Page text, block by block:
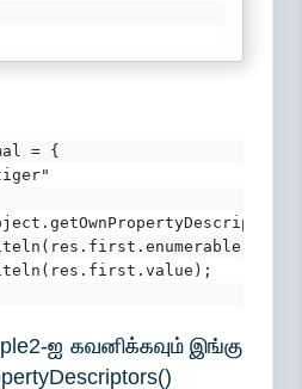
= {
ஐ கவனிக்கவும் இங்கு